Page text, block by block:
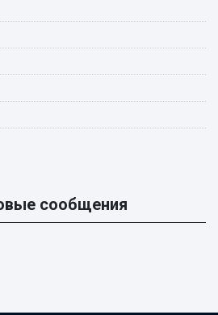
сообщения